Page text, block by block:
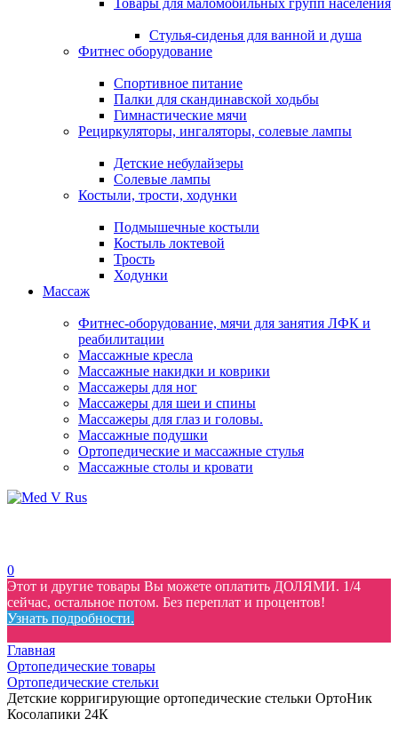
Товары для маломобильных групп населения
Стулья-сиденья для ванной и душа
Фитнес оборудование
Спортивное питание
Палки для скандинавской ходьбы
Гимнастические мячи
Рециркуляторы, ингаляторы, солевые лампы
Детские небулайзеры
Солевые лампы
Костыли, трости, ходунки
Подмышечные костыли
Костыль локтевой
Трость
Ходунки
Массаж
Фитнес-оборудование, мячи для занятия ЛФК и
реабилитации
Массажные кресла
Массажные накидки и коврики
Массажеры для ног
Массажеры для шеи и спины
Массажеры для глаз и головы.
Массажные подушки
Ортопедические и массажные стулья
Массажные столы и кровати
0
Этот и другие товары Вы можете оплатить ДОЛЯМИ. 1/4
сейчас, остальное потом. Без переплат и процентов!
Узнать подробности.
Главная
Ортопедические товары
Ортопедические стельки
Детские корригирующие ортопедические стельки ОртоНик
Косолапики 24К